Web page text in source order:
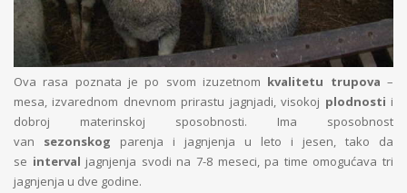
Ova rasa poznata je po svom izuzetnom kvalitetu trupova–
mesa, izvarednom dnevnom prirastu jagnjadi, visokoj plodnosti i
dobroj materinskoj sposobnosti. Ima sposobnost
van
sezonskog
parenja i jagnjenja u leto i jesen, tako da
se interval jagnjenja svodi na 7-8 meseci, pa time omogućava tri
jagnjenja u dve godine.